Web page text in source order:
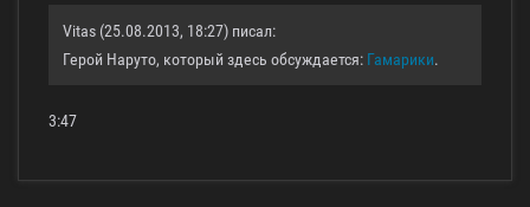
Vitas (25.08.2013, 18:27) писал:
Герой Наруто, который здесь обсуждается: Гамарики.
3:47